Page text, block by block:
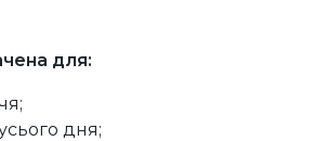
для:
дня;